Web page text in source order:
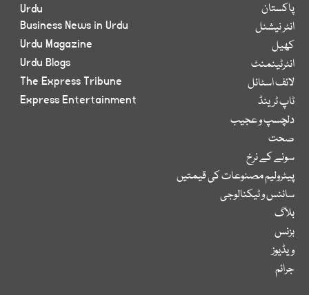
پاکستان
انٹر نیشنل
کھیل
انٹرٹینمنٹ
لائف اسٹائل
ٹاپ ٹرینڈ
دلچسپ و عجیب
صحت
سونے کے نرخ
پیٹرولیم مصنوعات کی قیمتیں
سائنس و ٹیکنالوجی
بلاگ
بزنس
ویڈیوز
جرائم
Urdu
Business News in Urdu
Urdu Magazine
Urdu Blogs
The Express Tribune
Express Entertainment